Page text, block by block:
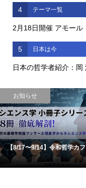
4 テーマ一覧
2月18日開催 アモール
5 日本は今
日本の哲学者紹介：岡
お知らせ
【8/17〜9/14】令和哲学カ